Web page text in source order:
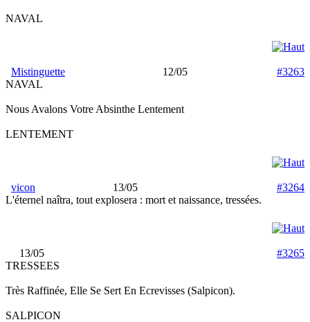
NAVAL
Mistinguette 12/05
#3263
NAVAL
Nous Avalons Votre Absinthe Lentement
LENTEMENT
vicon 13/05
#3264
L'éternel naîtra, tout explosera : mort et naissance, tressées.
13/05
#3265
TRESSEES
Très Raffinée, Elle Se Sert En Ecrevisses (Salpicon).
SALPICON